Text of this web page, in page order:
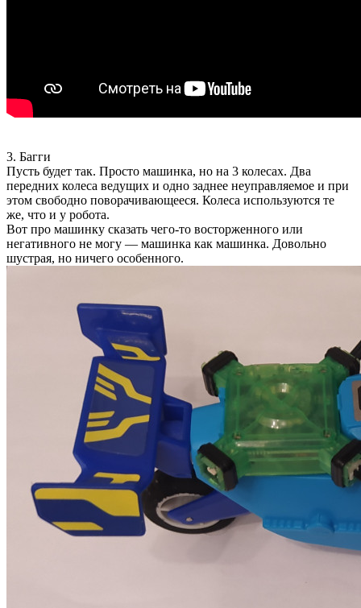
3. Багги
Пусть будет так. Просто машинка, но на 3 колесах. Два
передних колеса ведущих и одно заднее неуправляемое и при
этом свободно поворачивающееся. Колеса используются те
же, что и у робота.
Вот про машинку сказать чего-то восторженного или
негативного не могу — машинка как машинка. Довольно
шустрая, но ничего особенного.